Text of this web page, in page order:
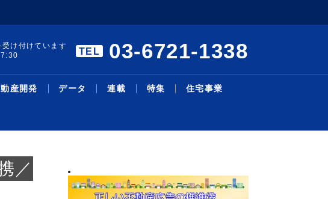
け付けています
TEL 03-6721-1338
産開発 データ 連載 特集 住宅事業
／